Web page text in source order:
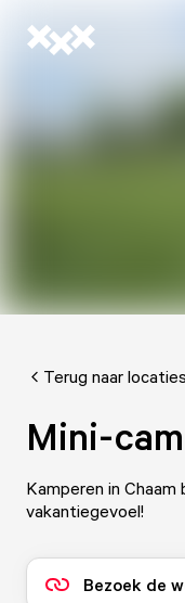
Terug naar locaties
Mini-
Kamperen in
vakantiegevoel!
Bezoek de